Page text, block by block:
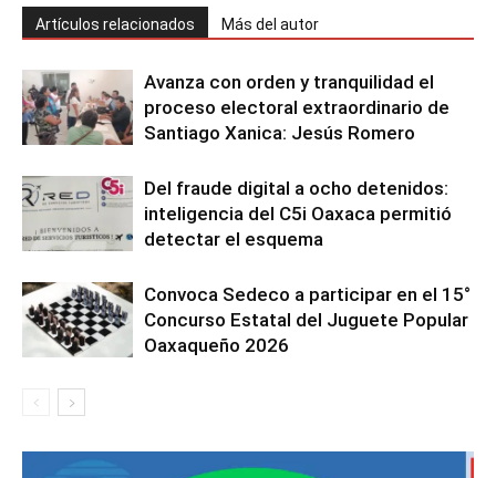
Artículos relacionados Más del autor
Avanza con orden y tranquilidad el
proceso electoral extraordinario de
Santiago Xanica: Jesús Romero
Del fraude digital a ocho detenidos:
inteligencia del C5i Oaxaca permitió
detectar el esquema
Convoca Sedeco a participar en el 15°
Concurso Estatal del Juguete Popular
Oaxaqueño 2026